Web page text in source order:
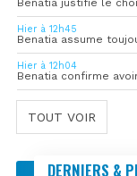
Hier à 12h45
Benatia assume
Hier à 12h04
Benatia confirme
TOUT VOIR
DERNIERS &